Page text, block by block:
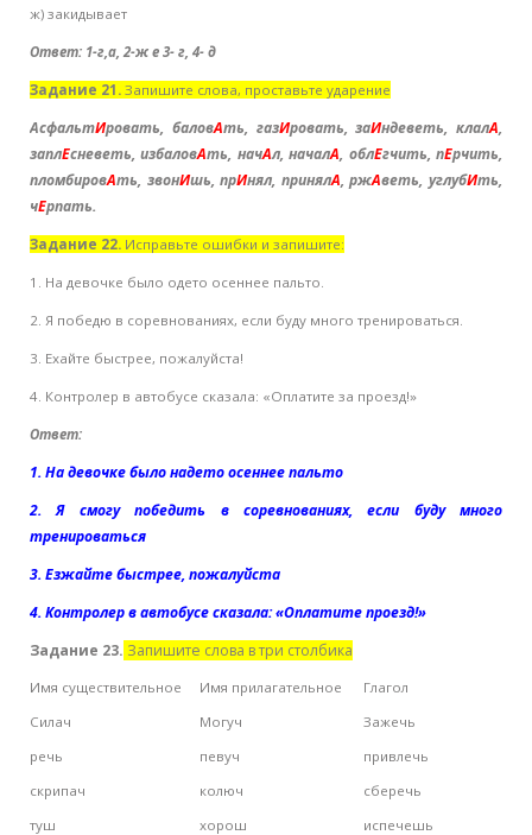
ж) закидывает
Ответ: 1-г,а, 2-ж е 3- г, 4- д
Задание 21. Запишите слова, проставьте ударение
АсфальтИровать, баловАть, газИровать,заИндеветь, клалА,
заплЕсневеть,избаловАть, начАл,началА, облЕгчить,пЕрчить,
пломбировАть, звонИшь,прИнял, принялА,ржАветь,углубИть,
чЕрпать.
Задание 22. Исправьте ошибки и запишите:
1. На девочке было одето осеннее пальто.
2. Я победю в соревнованиях, если буду много тренироваться.
3. Ехайте быстрее, пожалуйста!
4. Контролер в автобусе сказала: «Оплатите за проезд!»
Ответ:
1.На девочке было надето осеннее пальто
2.Я смогу победить в соревнованиях, если буду много
тренироваться
3.Езжайте быстрее, пожалуйста
4.Контролер в автобусе сказала: «Оплатите проезд!»
Задание 23. Запишите слова в три столбика
Имя существительное Имя прилагательное
Глагол
Силач
речь
скрипач
туш
Могуч
певуч
колюч
хорош
Зажечь
привлечь
сберечь
испечешь